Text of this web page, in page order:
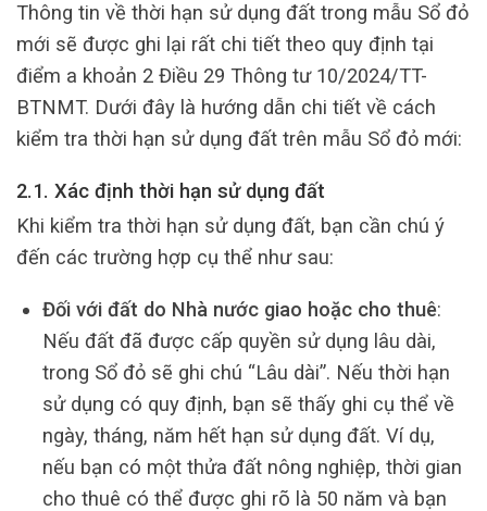
Thông tin về thời hạn sử dụng đất trong mẫu Sổ đỏ
mới sẽ được ghi lại rất chi tiết theo quy định tại
điểm a khoản 2 Điều 29 Thông tư 10/2024/TT-
BTNMT. Dưới đây là hướng dẫn chi tiết về cách
kiểm tra thời hạn sử dụng đất trên mẫu Sổ đỏ mới:
2.1. Xác định thời hạn sử dụng đất
Khi kiểm tra thời hạn sử dụng đất, bạn cần chú ý
đến các trường hợp cụ thể như sau:
Đối với đất do Nhà nước giao hoặc cho thuê:
Nếu đất đã được cấp quyền sử dụng lâu dài,
trong Sổ đỏ sẽ ghi chú “Lâu dài”. Nếu thời hạn
sử dụng có quy định, bạn sẽ thấy ghi cụ thể về
ngày, tháng, năm hết hạn sử dụng đất. Ví dụ,
nếu bạn có một thửa đất nông nghiệp, thời gian
cho thuê có thể được ghi rõ là 50 năm và bạn